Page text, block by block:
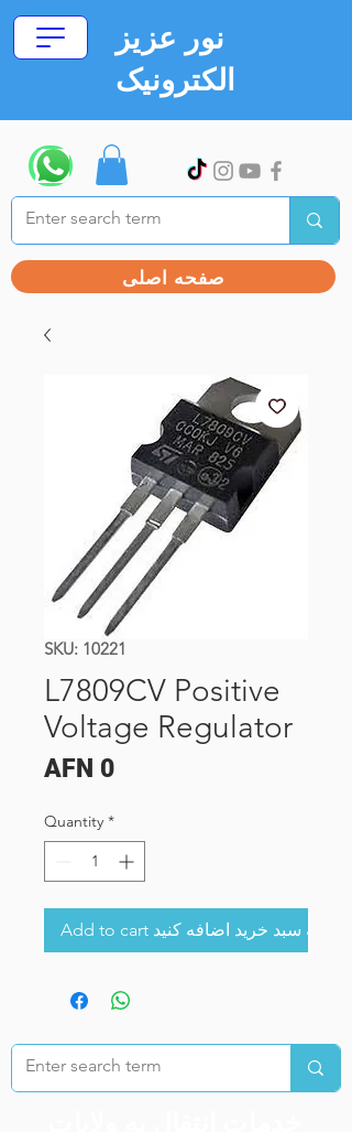
نور عزیز
الکترونیک
صفحه اصلی
SKU: 10221
L7809CV Positive
Voltage Regulator
AFN 0Price
Quantity *
Add to cart به سبد خرید اضافه کنید